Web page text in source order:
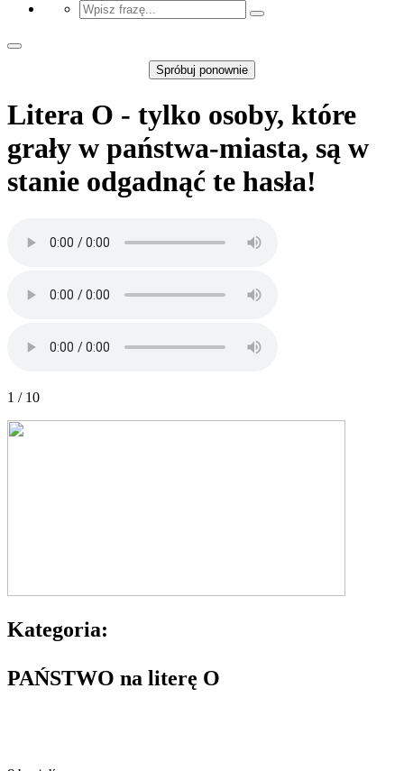
Spróbuj ponownie
Litera O - tylko osoby, które
grały w państwa-miasta, są w
stanie odgadnąć te hasła!
1 / 10
Kategoria:
PAŃSTWO na literę O